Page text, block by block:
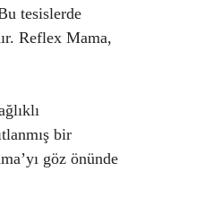
tesislerde
Reflex Mama,
bir
göz önünde